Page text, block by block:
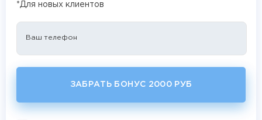
*Для новых клиентов
Ваш телефон
ЗАБРАТЬ БОНУС 2000 РУБ